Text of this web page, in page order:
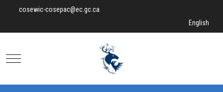
cosewic-cosepac@ec.gc.ca
Sélectionnez
English
Mobile Menu Toggle